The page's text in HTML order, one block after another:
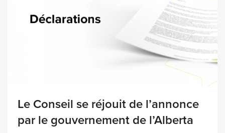
Le Conseil se réjouit de l’annonce
par le gouvernement de l’Alberta